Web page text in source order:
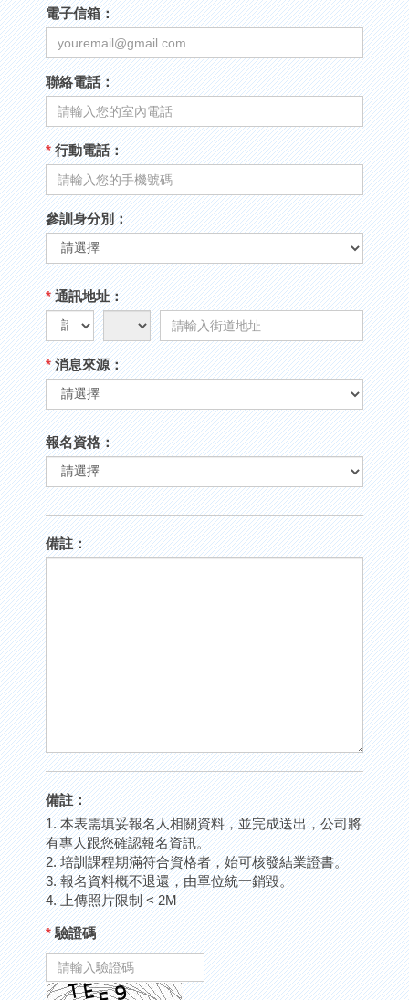
電子信箱：
聯絡電話：
*行動電話：
參訓身分別：
*通訊地址：
*消息來源：
報名資格：
備註：
備註：
1. 本表需填妥報名人相關資料，並完成送出，公司將
有專人跟您確認報名資訊。
2. 培訓課程期滿符合資格者，始可核發結業證書。
3. 報名資料概不退還，由單位統一銷毀。
4. 上傳照片限制 < 2M
*驗證碼